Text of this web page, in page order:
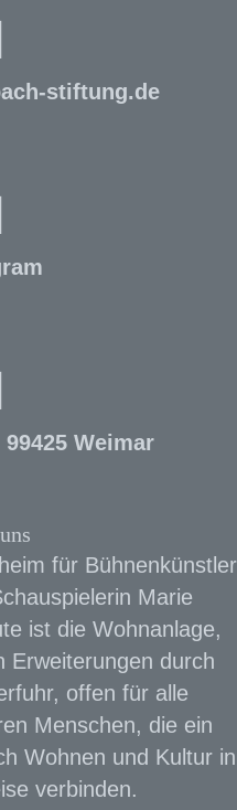
stiftung.de
Weimar
für Bühnenkünstler
Marie
ist die Wohnanlage,
Erweiterungen durch
offen für alle
Menschen, die ein
Wohnen und Kultur in
verbinden.